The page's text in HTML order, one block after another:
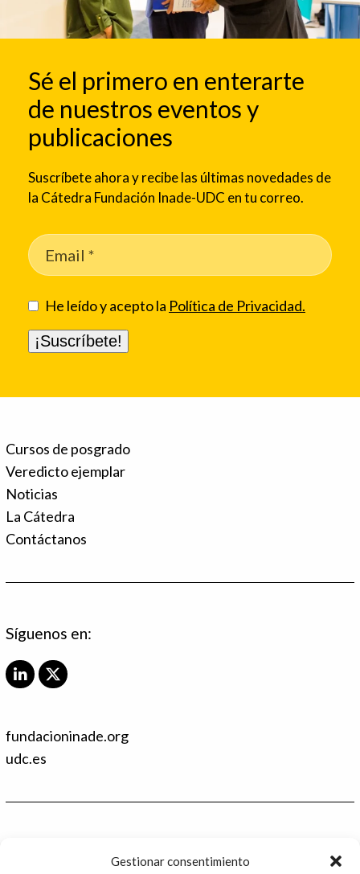
Gestionar consentimiento
Sé el primero en enterarte
de nuestros eventos y
publicaciones
Suscríbete ahora y recibe las últimas novedades de
la Cátedra Fundación Inade-UDC en tu correo.
He leído y acepto la Política de Privacidad.
Cursos de posgrado
Veredicto ejemplar
Noticias
La Cátedra
Contáctanos
Síguenos en:
L
e
d
X
t
fundacioninade.org
udc.es